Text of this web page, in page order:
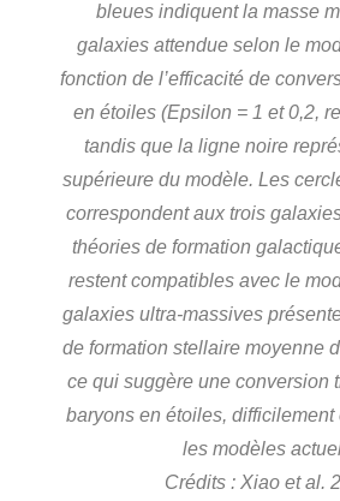
bleues indiquent la masse
galaxies attendue selon le
fonction de l’efficacité de
en étoiles (Epsilon = 1 et 0,2,
tandis que la ligne noire
supérieure du modèle. Les
correspondent aux trois
théories de formation
restent compatibles avec le
galaxies ultra-massives
de formation stellaire moyenne
ce qui suggère une conversion
baryons en étoiles,
les modèles
Crédits : Xiao et al.